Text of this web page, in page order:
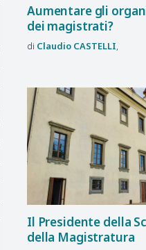
Aumentare gli
dei magistrati?
Claudio CASTELLI
Il Presidente della
della Magistratura